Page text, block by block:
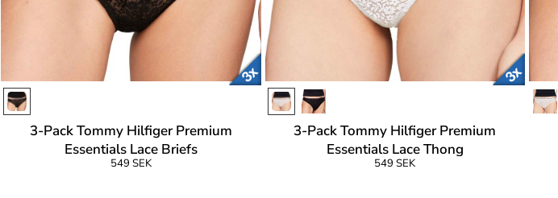
3-Pack Tommy Hilfiger Premium
Essentials Lace Briefs
549 SEK
3-Pack Tommy Hilfiger Premium
Essentials Lace Thong
549 SEK